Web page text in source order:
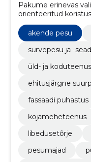
Pakume erinevas
orienteeritud
firmadele kui
akende pesu
survepesu ja -
üld- ja
ehitusjärgne
fassaadi puhastus
kojameheteenus
libedusetõrje
pesumajad